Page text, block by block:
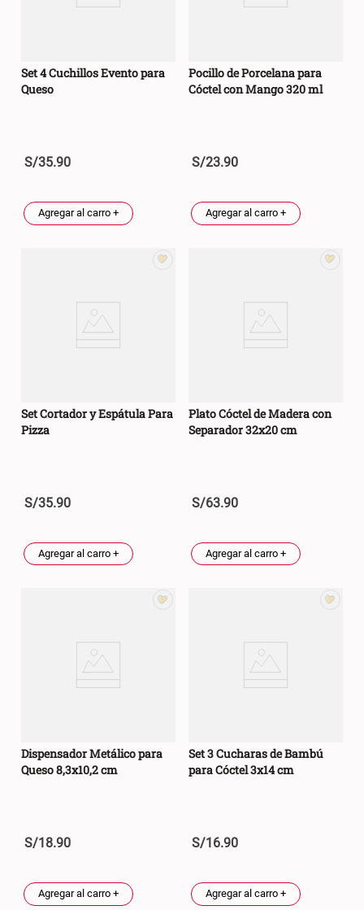
Set 4 Cuchillos Evento para
Queso
S/35.90
Agregar al carro +
Pocillo de Porcelana para
Cóctel con Mango 320 ml
S/23.90
Agregar al carro +
Set Cortador y Espátula Para
Pizza
S/35.90
Agregar al carro +
Plato Cóctel de Madera con
Separador 32x20 cm
S/63.90
Agregar al carro +
Dispensador Metálico para
Queso 8,3x10,2 cm
S/18.90
Agregar al carro +
Set 3 Cucharas de Bambú
para Cóctel 3x14 cm
S/16.90
Agregar al carro +